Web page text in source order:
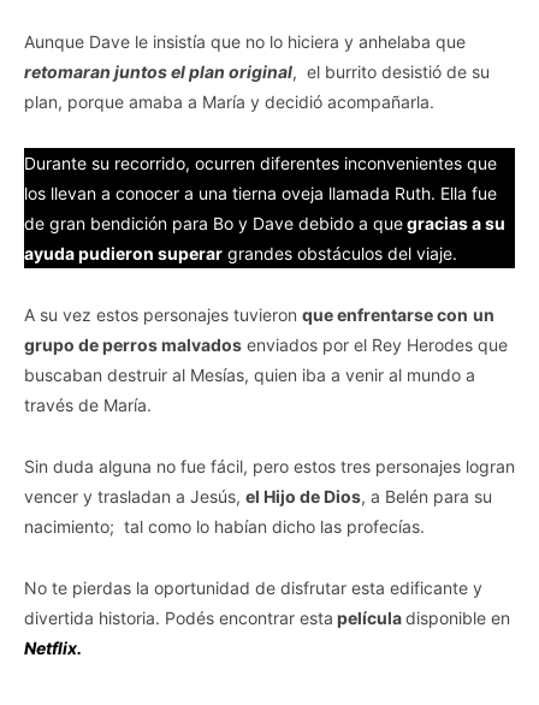
Aunque Dave le insistía que no lo hiciera y anhelaba que
retomaran juntos el plan original, el burrito desistió de su
plan, porque amaba a María y decidió acompañarla.
Durante su recorrido, ocurren diferentes inconvenientes que
los llevan a conocer a una tierna oveja llamada Ruth. Ella fue
de gran bendición para Bo y Dave debido a quegracias a su
ayuda pudieron superar grandes obstáculos del viaje.
A su vez estos personajes tuvieron que enfrentarse con un
grupo de perros malvados enviados por el Rey Herodes que
buscaban destruir al Mesías, quien iba a venir al mundo a
través de María.
Sin duda alguna no fue fácil, pero estos tres personajes logran
vencer y trasladan a Jesús, el Hijo de Dios, a Belén para su
nacimiento; tal como lo habían dicho las profecías.
No te pierdas la oportunidad de disfrutar esta edificante y
divertida historia. Podés encontrar esta películadisponible en
Netflix.